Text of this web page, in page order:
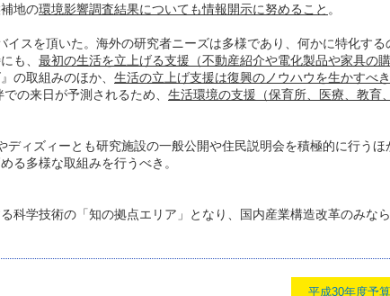
地の環境影響調査結果についても情報開示に努めること 。
イスを頂いた。海外の研究者ニーズは多様であり、何かに特化す
も、 最初の生活を立上げる支援（不動産紹介や電化製品や家具の
の取組みのほか、 生活の立上げ支援は復興のノウハウを生かすべき
の来日が予測されるため、 生活環境の支援（保育所、医療、教育
ディズィーとも研究施設の一般公開や住民説明会を積極的に行う
る多様な取組みを行うべき。
科学技術の「知の拠点エリア」となり、国内産業構造改革のみな
平成30年度予